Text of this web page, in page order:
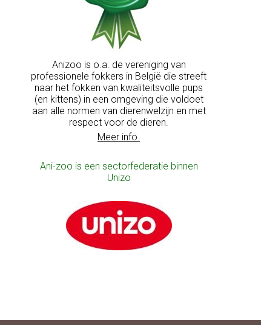
Anizoo is o.a. de vereniging van
professionele fokkers in België die streeft
naar het fokken van kwaliteitsvolle pups
(en kittens) in een omgeving die voldoet
aan alle normen van dierenwelzijn en met
respect voor de dieren.
Meer info.
Ani-zoo is een sectorfederatie binnen
Unizo